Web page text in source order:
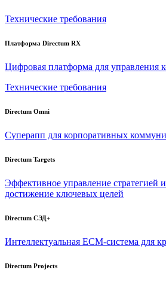
Технические требования
Платформа Directum RX
Цифровая платформа для управления
Технические требования
Directum Omni
Суперапп для корпоративных
Directum Targets
Эффективное управление стратегией
достижение ключевых целей
Directum СЭД+
Интеллектуальная ECM-система для
Directum Projects